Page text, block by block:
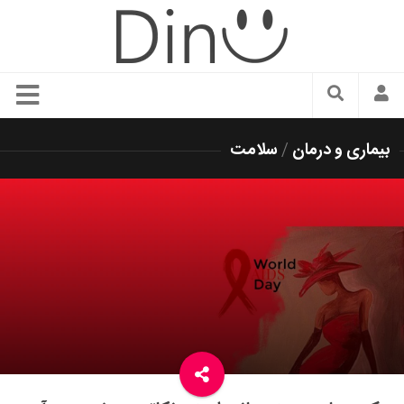
سبک زندگی
شیک پوشی
دکوراسیون و چیدمان
غذا
رستوران گردی
آشپزی
سفر و گردشگری
بیماری و درمان /سلامت